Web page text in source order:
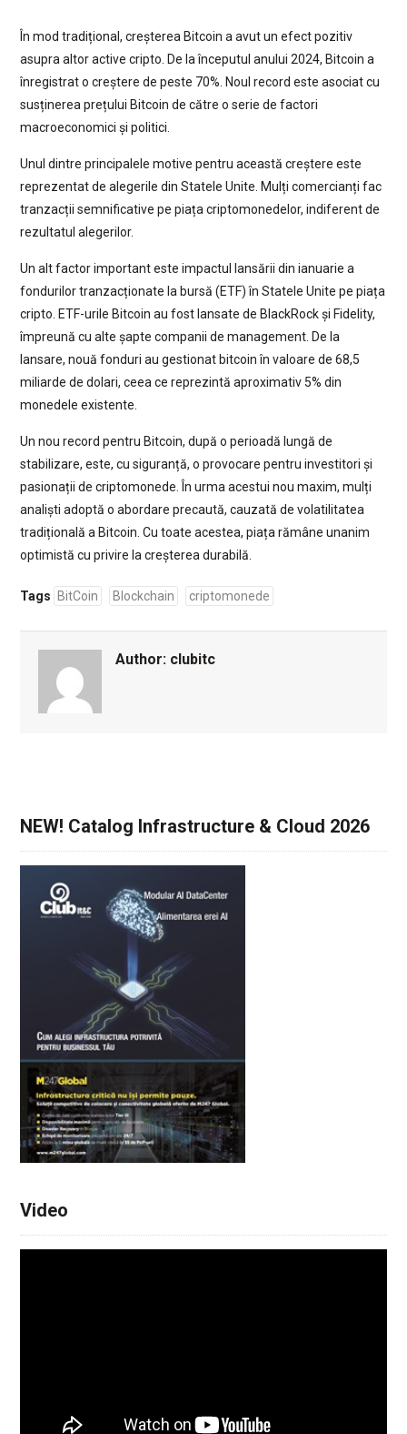
În mod tradițional, creșterea Bitcoin a avut un efect pozitiv
asupra altor active cripto. De la începutul anului 2024, Bitcoin a
înregistrat o creștere de peste 70%. Noul record este asociat cu
susținerea prețului Bitcoin de către o serie de factori
macroeconomici și politici.
Unul dintre principalele motive pentru această creștere este
reprezentat de alegerile din Statele Unite. Mulți comercianți fac
tranzacții semnificative pe piața criptomonedelor, indiferent de
rezultatul alegerilor.
Un alt factor important este impactul lansării din ianuarie a
fondurilor tranzacționate la bursă (ETF) în Statele Unite pe piața
cripto. ETF-urile Bitcoin au fost lansate de BlackRock și Fidelity,
împreună cu alte șapte companii de management. De la
lansare, nouă fonduri au gestionat bitcoin în valoare de 68,5
miliarde de dolari, ceea ce reprezintă aproximativ 5% din
monedele existente.
Un nou record pentru Bitcoin, după o perioadă lungă de
stabilizare, este, cu siguranță, o provocare pentru investitori și
pasionații de criptomonede. În urma acestui nou maxim, mulți
analiști adoptă o abordare precaută, cauzată de volatilitatea
tradițională a Bitcoin. Cu toate acestea, piața rămâne unanim
optimistă cu privire la creșterea durabilă.
Tags BitCoin Blockchain criptomonede
Author: clubitc
NEW! Catalog Infrastructure & Cloud 2026
Video